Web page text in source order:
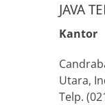
JAVA
Kantor
Telp.